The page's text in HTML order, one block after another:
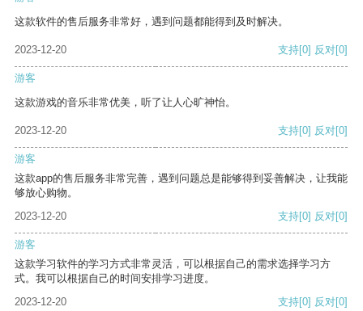
这款软件的售后服务非常好，遇到问题都能得到及时解决。
2023-12-20 支持[0] 反对[0]
游客
这款游戏的音乐非常优美，听了让人心旷神怡。
2023-12-20 支持[0] 反对[0]
游客
这款app的售后服务非常完善，遇到问题总是能够得到妥善解决，让我能
够放心购物。
2023-12-20
支持[0] 反对[0]
游客
这款学习软件的学习方式非常灵活，可以根据自己的需求选择学习方
式。我可以根据自己的时间安排学习进度。
2023-12-20
支持[0] 反对[0]